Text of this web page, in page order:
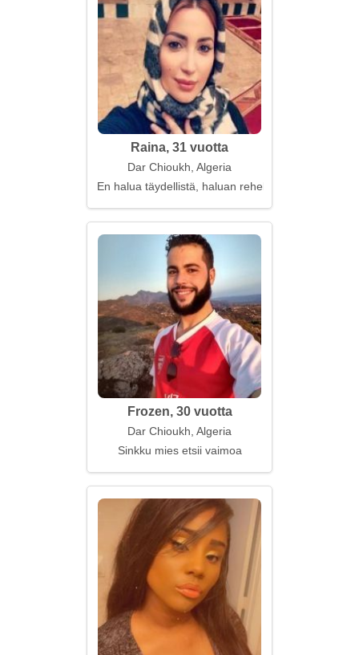
Raina, 31 vuotta
Dar Chioukh, Algeria
En halua täydellistä, haluan rehellisyyttä
Frozen, 30 vuotta
Dar Chioukh, Algeria
Sinkku mies etsii vaimoa